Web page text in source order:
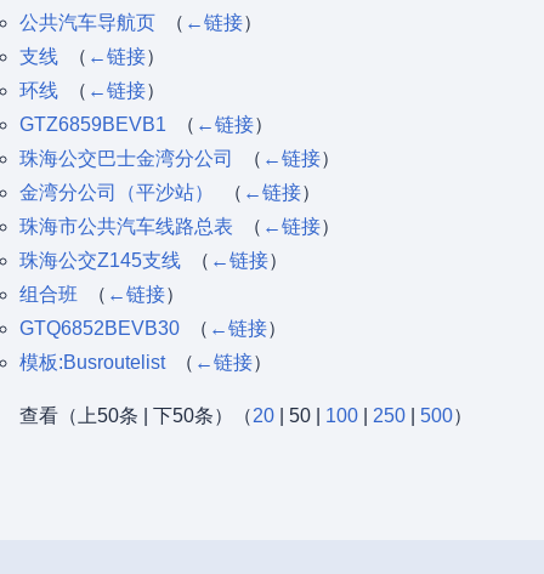
公共汽车导航页
（ ←链接）
支线
（ ←链接）
环线
（ ←链接）
GTZ6859BEVB1
（ ←链接）
珠海公交巴士金湾分公司
（ ←链接）
金湾分公司（平沙站）
（ ←链接）
珠海市公共汽车线路总表
（ ←链接）
珠海公交Z145支线
（ ←链接）
组合班
（ ←链接）
GTQ6852BEVB30
（ ←链接）
模板:Busroutelist‎ （ ←链接）
查看（ 上50条 下50条）（20 50 100 250 500）